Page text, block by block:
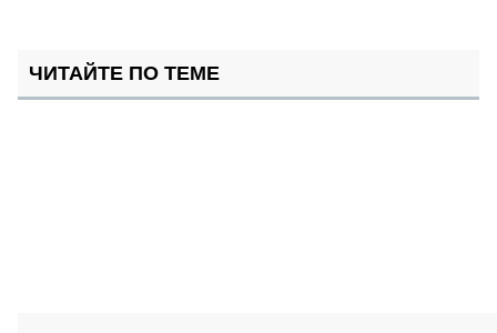
ЧИТАЙТЕ ПО ТЕМЕ